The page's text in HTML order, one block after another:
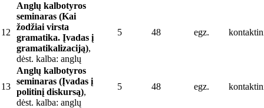
12
Anglų kalbotyros
seminaras (Kai
žodžiai virsta
gramatika. Įvadas į
gramatikalizaciją),
dėst. kalba: anglų
5 48 egz.
13
Anglų kalbotyros
seminaras (Įvadas į
politinį diskursą),
dėst. kalba: anglų
5 48 egz.